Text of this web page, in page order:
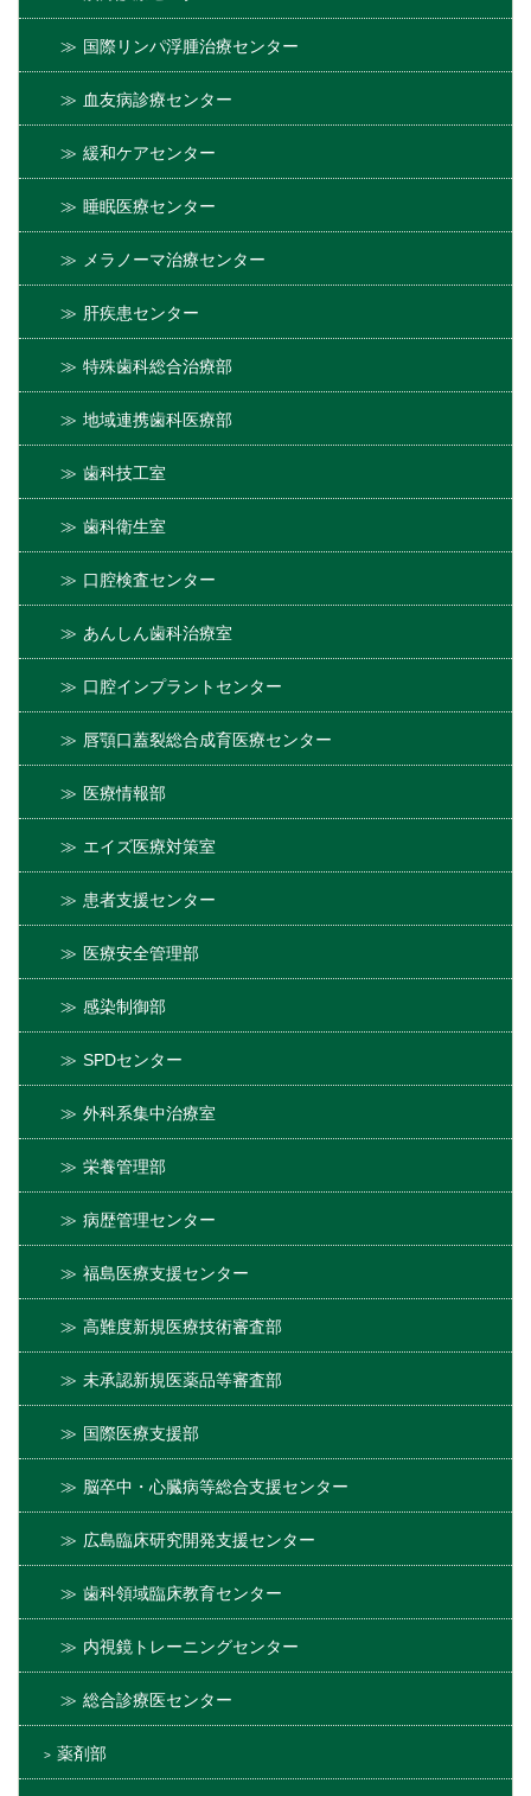
国際リンパ浮腫治療センター
血友病診療センター
緩和ケアセンター
睡眠医療センター
メラノーマ治療センター
肝疾患センター
特殊歯科総合治療部
地域連携歯科医療部
歯科技工室
歯科衛生室
口腔検査センター
あんしん歯科治療室
口腔インプラントセンター
唇顎口蓋裂総合成育医療センター
医療情報部
エイズ医療対策室
患者支援センター
医療安全管理部
感染制御部
SPDセンター
外科系集中治療室
栄養管理部
病歴管理センター
福島医療支援センター
高難度新規医療技術審査部
未承認新規医薬品等審査部
国際医療支援部
脳卒中・心臓病等総合支援センター
広島臨床研究開発支援センター
歯科領域臨床教育センター
内視鏡トレーニングセンター
総合診療医センター
薬剤部